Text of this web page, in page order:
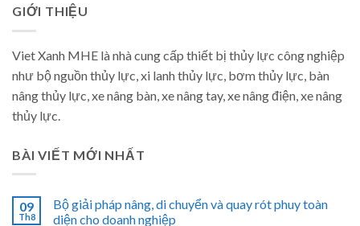
GIỚI THIỆU
Viet Xanh MHE là nhà cung cấp thiết bị thủy lực công nghiệp
như bộ nguồn thủy lực, xi lanh thủy lực, bơm thủy lực, bàn
nâng thủy lực, xe nâng bàn, xe nâng tay, xe nâng điện, xe nâng
thủy lực.
BÀI VIẾT MỚI NHẤT
09
Th8
Bộ giải pháp nâng, di chuyển và quay rót phuy toàn
diện cho doanh nghiệp